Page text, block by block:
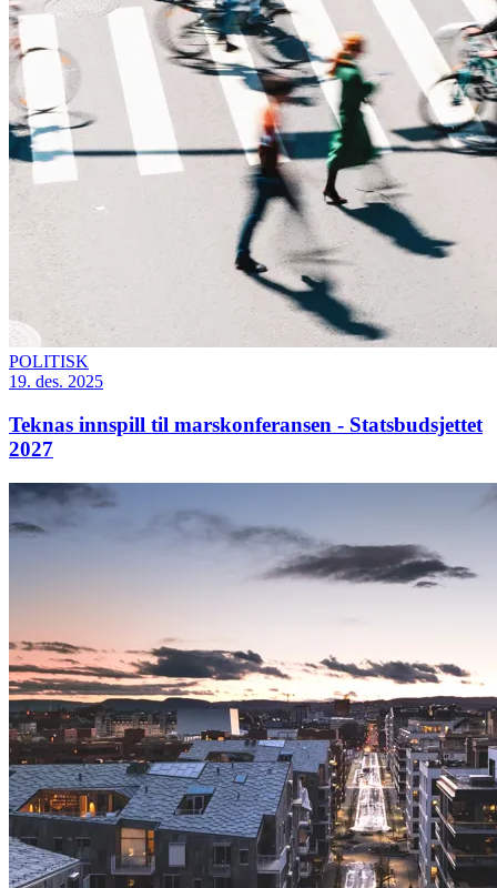
POLITISK
19. des. 2025
Teknas innspill til marskonferansen - Statsbudsjettet
2027